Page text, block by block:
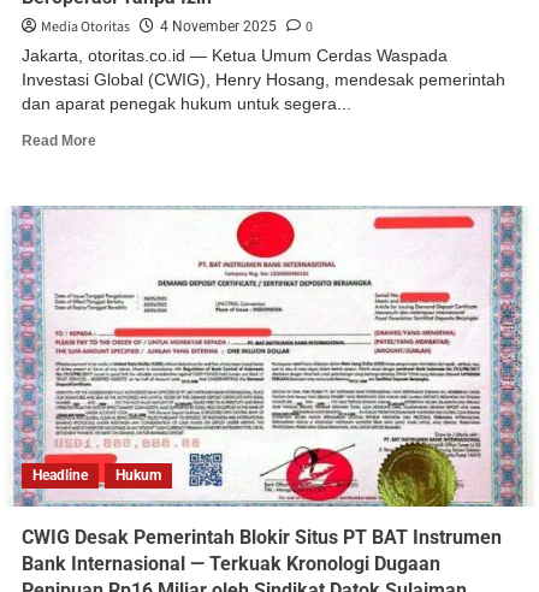
Media Otoritas 4 November 2025 0
Jakarta, otoritas.co.id — Ketua Umum Cerdas Waspada
Investasi Global (CWIG), Henry Hosang, mendesak pemerintah
dan aparat penegak hukum untuk segera...
Read More
Headline Hukum
CWIG Desak Pemerintah Blokir Situs PT BAT Instrumen
Bank Internasional — Terkuak Kronologi Dugaan